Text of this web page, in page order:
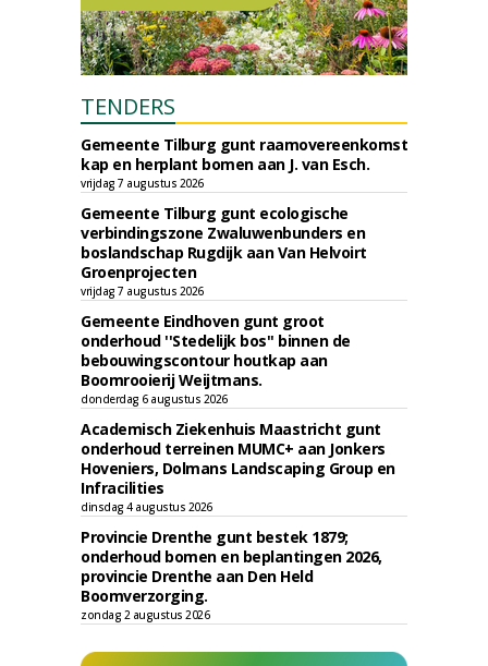
TENDERS
Gemeente Tilburg gunt raamovereenkomst
kap en herplant bomen aan J. van Esch.
vrijdag 7 augustus 2026
Gemeente Tilburg gunt ecologische
verbindingszone Zwaluwenbunders en
boslandschap Rugdijk aan Van Helvoirt
Groenprojecten
vrijdag 7 augustus 2026
Gemeente Eindhoven gunt groot
onderhoud ''Stedelijk bos'' binnen de
bebouwingscontour houtkap aan
Boomrooierij Weijtmans.
donderdag 6 augustus 2026
Academisch Ziekenhuis Maastricht gunt
onderhoud terreinen MUMC+ aan Jonkers
Hoveniers, Dolmans Landscaping Group en
Infracilities
dinsdag 4 augustus 2026
Provincie Drenthe gunt bestek 1879;
onderhoud bomen en beplantingen 2026,
provincie Drenthe aan Den Held
Boomverzorging.
zondag 2 augustus 2026